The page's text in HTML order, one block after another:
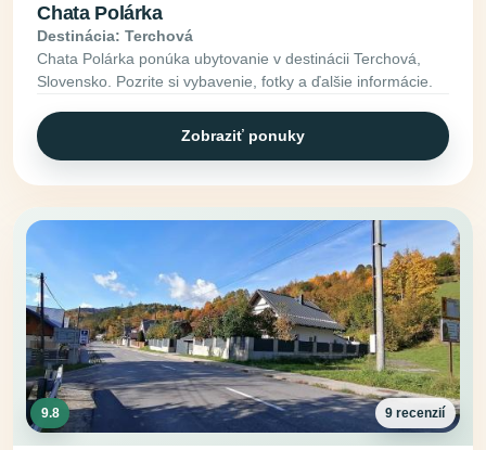
Chata Polárka
Destinácia: Terchová
Chata Polárka ponúka ubytovanie v destinácii Terchová,
Slovensko. Pozrite si vybavenie, fotky a ďalšie informácie.
Zobraziť ponuky
9.8 9 recenzií